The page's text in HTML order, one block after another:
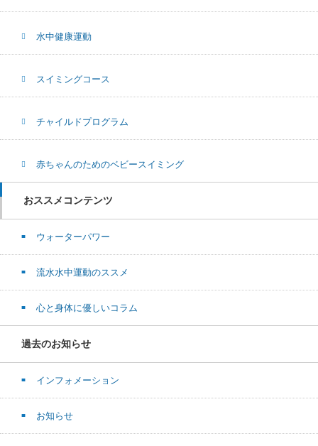
水中健康運動
スイミングコース
チャイルドプログラム
赤ちゃんのためのベビースイミング
おススメコンテンツ
ウォーターパワー
流水水中運動のススメ
心と身体に優しいコラム
過去のお知らせ
インフォメーション
お知らせ